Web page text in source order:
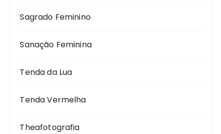
Sagrado Feminino
Sanação Feminina
Tenda da Lua
Tenda Vermelha
Theafotografia